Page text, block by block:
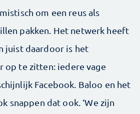
om een reus als
pakken. Het netwerk heeft
juist daardoor is het
op te zitten: iedere vage
Facebook. Baloo en het
snappen dat ook. ‘We zijn